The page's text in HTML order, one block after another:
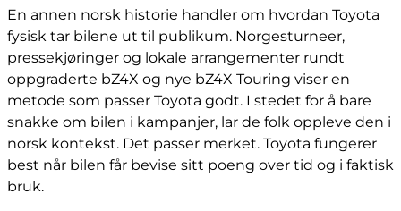
En annen norsk historie handler om hvordan Toyota
fysisk tar bilene ut til publikum. Norgesturneer,
pressekjøringer og lokale arrangementer rundt
oppgraderte bZ4X og nye bZ4X Touring viser en
metode som passer Toyota godt. I stedet for å bare
snakke om bilen i kampanjer, lar de folk oppleve den i
norsk kontekst. Det passer merket. Toyota fungerer
best når bilen får bevise sitt poeng over tid og i faktisk
bruk.